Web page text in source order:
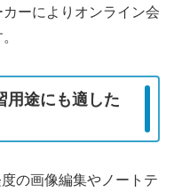
ーによりオンライン会
用途にも適した
の画像編集やノートテ